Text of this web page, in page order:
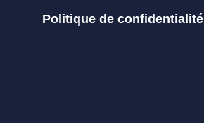
Politique de confidentialité